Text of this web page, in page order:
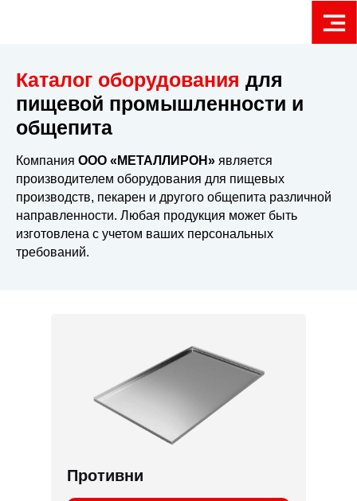
Каталог оборудования для
пищевой промышленности и
общепита
Компания ООО «МЕТАЛЛИРОН» является
производителем оборудования для пищевых
производств, пекарен и другого общепита различной
направленности. Любая продукция может быть
изготовлена с учетом ваших персональных
требований.
Противни